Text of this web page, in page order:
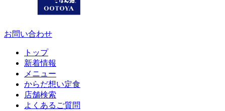
お問い合わせ
トップ
新着情報
メニュー
からだ想い定食
店舗検索
よくあるご質問